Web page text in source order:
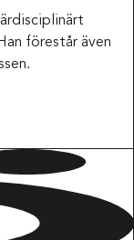
förestår även